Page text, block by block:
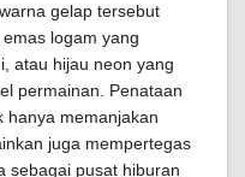
gelap tersebut
logam yang
atau hijau neon yang
permainan. Penataan
hanya memanjakan
juga mempertegas
sebagai pusat hiburan